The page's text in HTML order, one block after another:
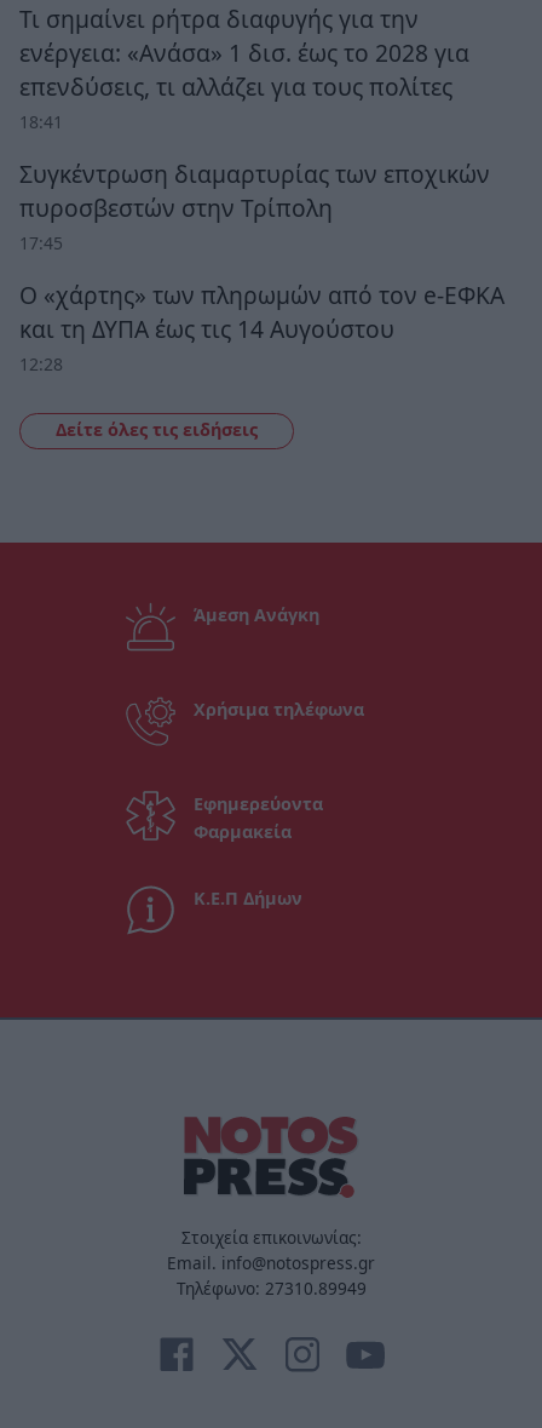
Τι σημαίνει ρήτρα διαφυγής για την
ενέργεια: «Ανάσα» 1 δισ. έως το 2028 για
επενδύσεις, τι αλλάζει για τους πολίτες
18:41
Συγκέντρωση διαμαρτυρίας των εποχικών
πυροσβεστών στην Τρίπολη
17:45
Ο «χάρτης» των πληρωμών από τον e-ΕΦΚΑ
και τη ΔΥΠΑ έως τις 14 Αυγούστου
12:28
Δείτε όλες τις ειδήσεις
Άμεση Ανάγκη
Χρήσιμα τηλέφωνα
Εφημερεύοντα
Φαρμακεία
Κ.Ε.Π Δήμων
Στοιχεία επικοινωνίας:
Email. info@notospress.gr
Τηλέφωνο: 27310.89949